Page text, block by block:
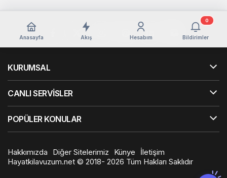
Anasayfa Akış Hesabım Bildirimler
0
KURUMSAL
CANLI SERVİSLER
POPÜLER KONULAR
Hakkımızda Diğer Sitelerimiz Künye
İletişim
Hayatkilavuzum.net © 2018- 2026 Tüm Hakları Saklıdır